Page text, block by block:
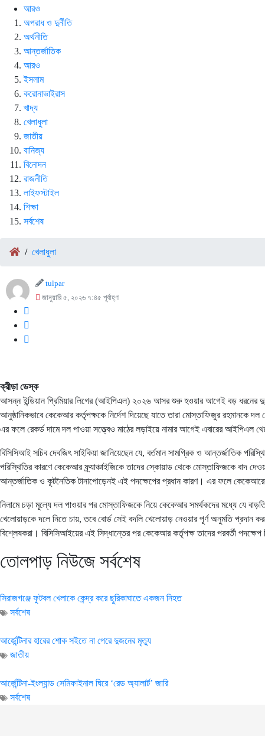
আরও
অপরাধ ও দুর্নীতি
অর্থনীতি
আন্তর্জাতিক
আরও
ইসলাম
করোনাভাইরাস
খাদ্য
খেলাধুলা
জাতীয়
বানিজ্য
বিনোদন
রাজনীতি
লাইফস্টাইল
শিক্ষা
সর্বশেষ
/ খেলাধুলা
tulpar
জানুয়ারি ৫, ২০২৬ ৭:৪৫ পূর্বাহ্ণ
ক্রীড়া ডেস্ক
আসন্ন ইন্ডিয়ান প্রিমিয়ার লিগের (আইপিএল) ২০২৬ আসর শুরু হওয়ার আগেই বড় ধরনের
আনুষ্ঠানিকভাবে কেকেআর কর্তৃপক্ষকে নির্দেশ দিয়েছে যাতে তারা মোস্তাফিজুর রহমানকে
এর ফলে রেকর্ড দামে দল পাওয়া সত্ত্বেও মাঠের লড়াইয়ে নামার আগেই এবারের আইপিএল
বিসিসিআই সচিব দেবজিৎ সাইকিয়া জানিয়েছেন যে, বর্তমান সামগ্রিক ও আন্তর্জাতিক
পরিস্থিতির কারণে কেকেআর ফ্র্যাঞ্চাইজিকে তাদের স্কোয়াড থেকে মোস্তাফিজকে বাদ
আন্তর্জাতিক ও কূটনৈতিক টানাপোড়েনই এই পদক্ষেপের প্রধান কারণ। এর ফলে কেকেআরের
নিলামে চড়া মূল্যে দল পাওয়ার পর মোস্তাফিজকে নিয়ে কেকেআর সমর্থকদের মধ্যে যে
খেলোয়াড়কে দলে নিতে চায়, তবে বোর্ড সেই বদলি খেলোয়াড় নেওয়ার পূর্ণ অনুমতি প্রদান
বিশ্লেষকরা। বিসিসিআইয়ের এই সিদ্ধান্তের পর কেকেআর কর্তৃপক্ষ তাদের পরবর্তী পদক্ষেপ
তোলপাড় নিউজে সর্বশেষ
সিরাজগঞ্জে ফুটবল খেলাকে কেন্দ্র করে ছুরিকাঘাতে একজন নিহত
সর্বশেষ
আর্জেন্টিনার হারের শোক সইতে না পেরে দুজনের মৃত্যু
জাতীয়
আর্জেন্টিনা-ইংল্যান্ড সেমিফাইনাল ঘিরে ‘রেড অ্যালার্ট’ জারি
সর্বশেষ